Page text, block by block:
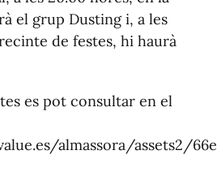
el grup Dusting i, a les
de festes, hi haurà
es pot consultar en el
almassora/assets2/